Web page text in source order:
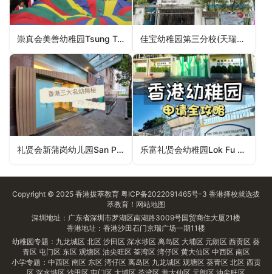
崇真会美善幼稚园Tsung Tsin Mission Graceful Kindergarten（西贡区幼稚园） 佳宝幼稚园第三分校(天瑞邨)Guideposts Kindergarten 3rd Branch (Tin Shui Estate)（元朗区幼稚园）
礼贤会新蒲岗幼儿园San Po Kong Rhenish Nursery（黄大仙区幼稚园） 乐富礼贤会幼稚园Lok Fu Rhenish Church Kindergarten（黄大仙区幼稚园）
Copyright © 2025 香港拔萃教育 粤ICP备2022091465号-3 香港择校就选拔
萃教育！ 网站地图
深圳地址：广东省深圳市罗湖区南湖路3009号国贸商住大厦21楼
香港地址：香港沙田石门京瑞广场一期11楼
幼稚园专题： 九龙城区 北区 沙田区 深水埗区 离岛区 大埔区 元朗区 西贡区 葵
青区 屯门区 东区 观塘区 油尖旺区 荃湾区 湾仔区 黄大仙区 中西区 南区
小学专题： 中西区 南区 东区 湾仔区 离岛区 九龙城区 观塘区 葵青区 北区 西贡